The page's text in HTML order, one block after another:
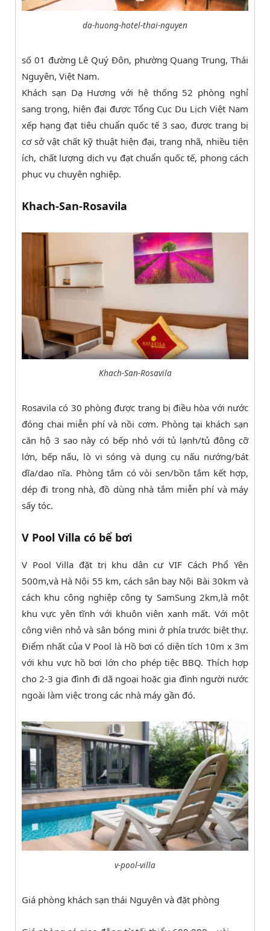
da-huong-hotel-thai-nguyen
số 01 đường Lê Quý Đôn, phường Quang Trung, Thái
Nguyên, Việt Nam.
Khách sạn Dạ Hương với hệ thống 52 phòng nghỉ
sang trọng, hiện đại được Tổng Cục Du Lịch Việt Nam
xếp hạng đạt tiêu chuẩn quốc tế 3 sao, được trang bị
cơ sở vật chất kỹ thuật hiện đại, trang nhã, nhiều tiện
ích, chất lượng dịch vụ đạt chuẩn quốc tế, phong cách
phục vụ chuyên nghiệp.
Khach-San-Rosavila
Khach-San-Rosavila
Rosavila có 30 phòng được trang bị điều hòa với nước
đóng chai miễn phí và nồi cơm. Phòng tại khách sạn
căn hộ 3 sao này có bếp nhỏ với tủ lạnh/tủ đông cỡ
lớn, bếp nấu, lò vi sóng và dụng cụ nấu nướng/bát
dĩa/dao nĩa. Phòng tắm có vòi sen/bồn tắm kết hợp,
dép đi trong nhà, đồ dùng nhà tắm miễn phí và máy
sấy tóc.
V Pool Villa có bể bơi
V Pool Villa đặt trị khu dân cư VIF Cách Phổ Yên
500m,và Hà Nội 55 km, cách sân bay Nội Bài 30km và
cách khu công nghiệp công ty SamSung 2km,là một
khu vực yên tĩnh với khuôn viên xanh mất. Với một
công viên nhỏ và sân bóng mini ở phía trước biệt thự.
Điểm nhất của V Pool là Hồ bơi có diện tích 10m x 3m
với khu vực hồ bơi lớn cho phép tiệc BBQ. Thích hợp
cho 2-3 gia đình đi dã ngoại hoặc gia đình người nước
ngoài làm việc trong các nhà máy gần đó.
v-pool-villa
Giá phòng khách sạn thái Nguyên và đặt phòng